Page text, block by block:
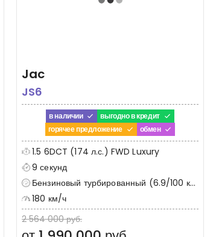
Jac
JS6
в наличии
выгодно в кредит
горячее предложение
обмен
1.5 6DCT (174 л.с.) FWD Luxury
9 секунд
Бензиновый турбированный (6.9/100 км)
180 км/ч
2 564 000 руб.